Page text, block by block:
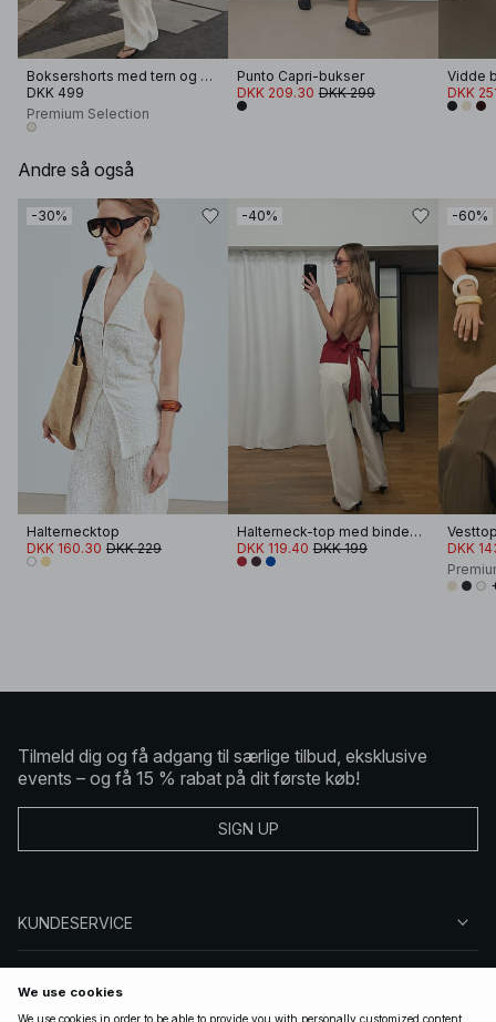
Boksershorts med tern og nederdelsdetalje
DKK 499
Premium Selection
Punto Capri-bukser
DKK 209.30 DKK 299 DKK
Andre så også
-30%
Halternecktop
DKK 160.30 DKK 229
-40%
Halterneck-top med bindedetalje
DKK 119.40 DKK 199
-60%
DKK
Tilmeld dig og få adgang til særlige tilbud, eksklusive
events – og få 15 % rabat på dit første køb!
SIGN UP
KUNDESERVICE